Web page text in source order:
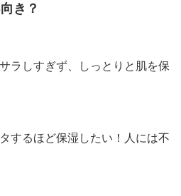
き？
ラしすぎず、しっとりと肌を保
するほど保湿したい！人には不